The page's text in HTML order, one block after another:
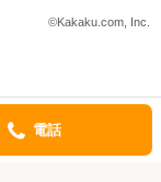
©Kakaku.com, Inc.
電話